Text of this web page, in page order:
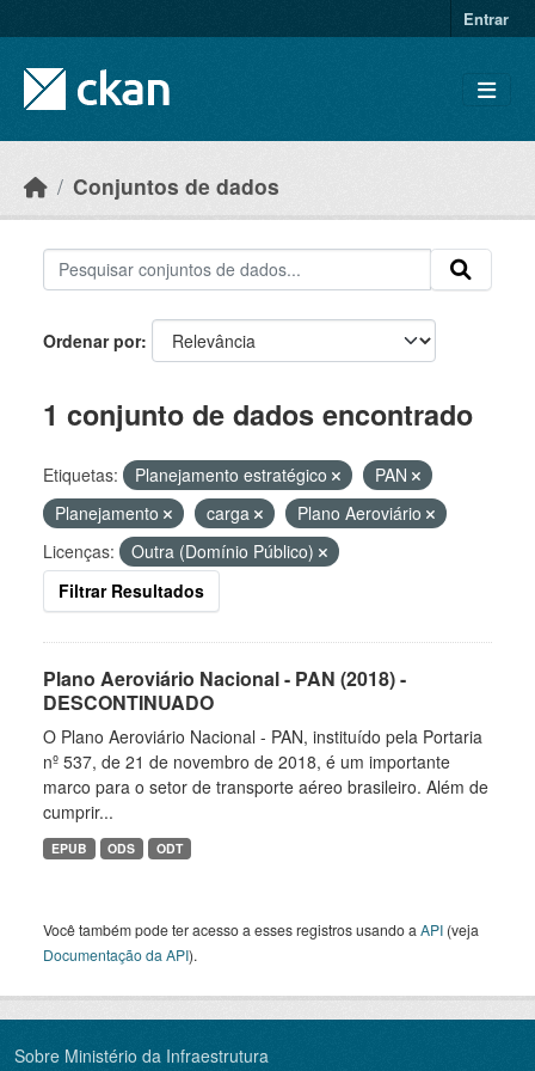
Entrar
Conjuntos de dados
Ordenar por
1 conjunto de dados encontrado
Etiquetas: Planejamento estratégico
PAN
Planejamento
carga
Plano Aeroviário
Licenças:
Outra (Domínio Público)
Filtrar Resultados
Plano Aeroviário Nacional - PAN (2018) -
DESCONTINUADO
O Plano Aeroviário Nacional - PAN, instituído pela Portaria
nº 537, de 21 de novembro de 2018, é um importante
marco para o setor de transporte aéreo brasileiro. Além de
cumprir...
EPUB ODS ODT
Você também pode ter acesso a esses registros usando a API (veja
Documentação da API).
Sobre Ministério da Infraestrutura